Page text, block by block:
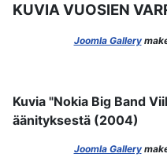
KUVIA VUOSIEN
Joomla Gallery
Kuvia "Nokia Big Band
äänityksestä (2004)
Joomla Gallery